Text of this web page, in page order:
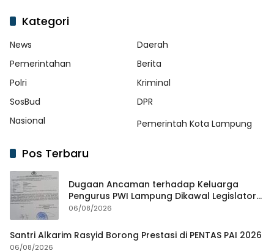
Kategori
News
Daerah
Pemerintahan
Berita
Polri
Kriminal
SosBud
DPR
Nasional
Pemerintah Kota Lampung
Pos Terbaru
Dugaan Ancaman terhadap Keluarga
Pengurus PWI Lampung Dikawal Legislator
dan Jurnalis
06/08/2026
Santri Alkarim Rasyid Borong Prestasi di PENTAS PAI 2026
06/08/2026